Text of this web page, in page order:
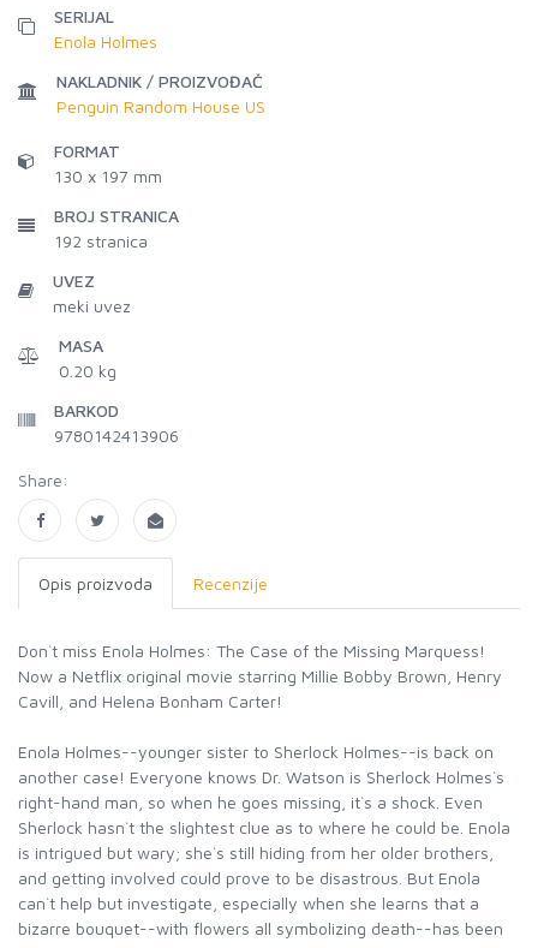
SERIJAL
Enola Holmes
NAKLADNIK / PROIZVOĐAČ
Penguin Random House US
FORMAT
130 x 197 mm
BROJ STRANICA
192 stranica
UVEZ
meki uvez
MASA
0.20 kg
BARKOD
9780142413906
Share:
Opis proizvoda Recenzije
Don`t miss Enola Holmes: The Case of the Missing Marquess!
Now a Netflix original movie starring Millie Bobby Brown, Henry
Cavill, and Helena Bonham Carter!
Enola Holmes--younger sister to Sherlock Holmes--is back on
another case! Everyone knows Dr. Watson is Sherlock Holmes`s
right-hand man, so when he goes missing, it`s a shock. Even
Sherlock hasn`t the slightest clue as to where he could be. Enola
is intrigued but wary; she`s still hiding from her older brothers,
and getting involved could prove to be disastrous. But Enola
can`t help but investigate, especially when she learns that a
bizarre bouquet--with flowers all symbolizing death--has been